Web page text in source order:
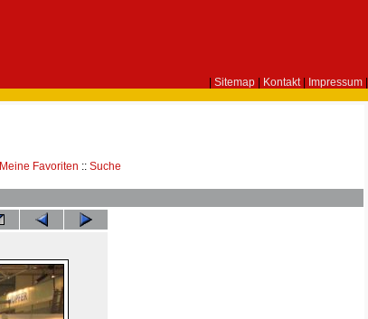
Sitemap Kontakt| Impressum
Meine Favoriten :: Suche